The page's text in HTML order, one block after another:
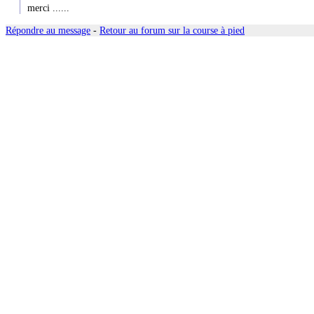
merci ......
Répondre au message - Retour au forum sur la course à pied